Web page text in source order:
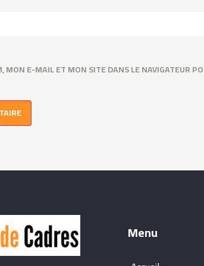
MON E-MAIL ET MON SITE DANS LE NAVIGATEUR
Menu